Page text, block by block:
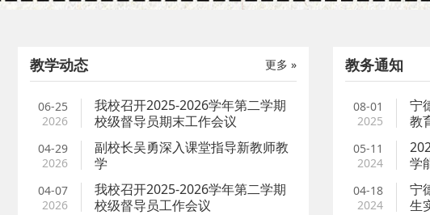
2023-02-08
点击6285次
抱歉，此篇文章的简介没有指定，请直接进入文章详情页
查看详细内容吧 ...
神学习与宣讲研讨会点击7900
根据教育部职业技术教育中
国职业教育大会精神学习与
教学动态 更多 »
06-25
2026
我校召开2025-2026学年第二学期
校级督导员期末工作会议
04-29
2026
副校长吴勇深入课堂指导新教师教
学
04-07
2026
我校召开2025-2026学年第二学期
校级督导员工作会议
教务通知
08-01
2025
宁
教
05-11
2024
学
资
04-18
2024
宁
生